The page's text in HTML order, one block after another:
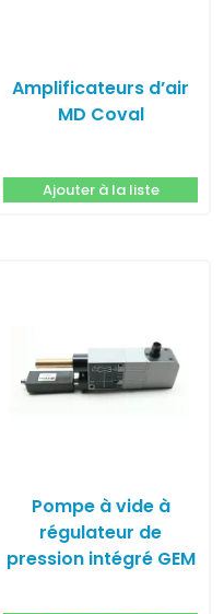
Amplificateurs d’air
MD Coval
Ajouter à la liste
Pompe à vide à
régulateur de
pression intégré GEM